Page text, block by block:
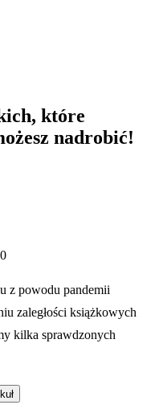
które
nadrobić!
z powodu pandemii
zaległości książkowych
kilka sprawdzonych